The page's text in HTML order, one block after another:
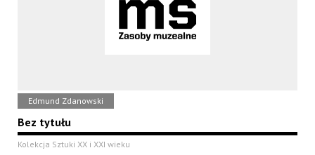
Edmund Zdanowski
Bez tytułu
Kolekcja Sztuki XX i XXI wieku